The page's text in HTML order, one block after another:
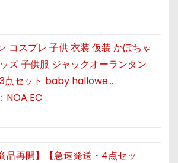
コスプレ 子供 衣装 仮装 かぼちゃ
ズ 子供服 ジャックオーランタン
点セット baby hallowe…
NOA EC
品再開】【急速発送・4点セッ